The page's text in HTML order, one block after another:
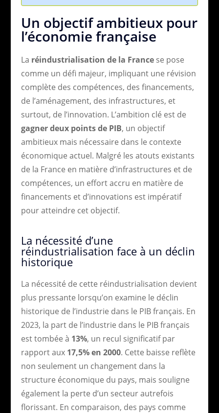
Un objectif ambitieux pour
l’économie française
La réindustrialisation de la Francese pose
comme un défi majeur, impliquant une révision
complète des compétences, des financements,
de l’aménagement, des infrastructures, et
surtout, de l’innovation. L’ambition clé est de
gagner deux points de PIB, un objectif
ambitieux mais nécessaire dans le contexte
économique actuel. Malgré les atouts existants
de la France en matière d’infrastructures et de
compétences, un effort accru en matière de
financements et d’innovations est impératif
pour atteindre cet objectif.
La nécessité d’une
réindustrialisation face à un déclin
historique
La nécessité de cette réindustrialisation devient
plus pressante lorsqu’on examine le déclin
historique de l’industrie dans le PIB français. En
2023, la part de l’industrie dans le PIB français
est tombée à 13%, un recul significatif par
rapport aux 17,5% en 2000. Cette baisse reflète
non seulement un changement dans la
structure économique du pays, mais souligne
également la perte d’un secteur autrefois
florissant. En comparaison, des pays comme